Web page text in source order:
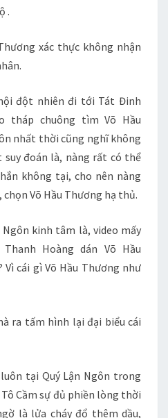
.
xác thực không nhận
đột nhiên đi tới Tát Đinh
tháp chuông tìm Võ Hầu
nhất thời cũng nghĩ không
suy đoán là, nàng rất có thể
không tại, cho nên nàng
Võ Hầu Thương hạ thủ.
Ngôn kinh tâm là, video mấy
Hoàng dán Võ Hầu
cái gì Võ Hầu Thương như
ra tấm hình lại đại biểu cái
tại Quý Lận Ngôn trong
Cầm sự đủ phiền lòng thời
là lửa cháy đổ thêm dầu,